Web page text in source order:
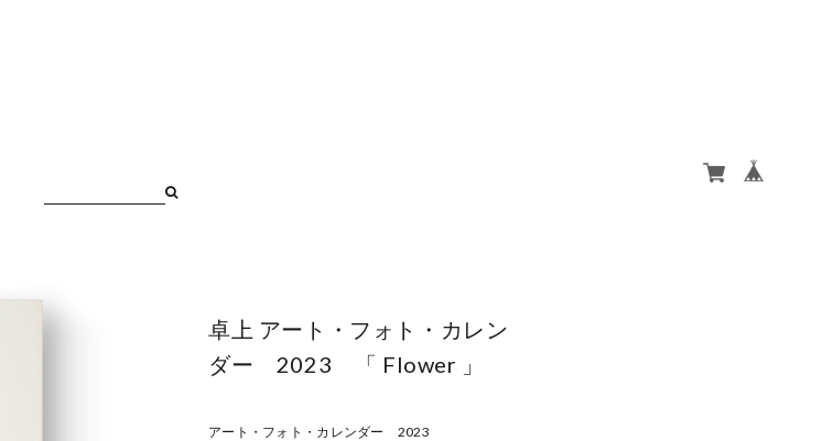
卓上 アート・フォト・カレン
ダー 2023 「 Flower 」
アート・フォト・カレンダー 2023